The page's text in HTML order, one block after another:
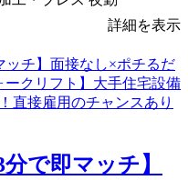
詳細を表示
分で即マッチ】